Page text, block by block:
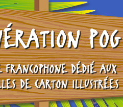
POG
FRANCOPHONE DÉDIÉ AUX
DE CARTON ILLUSTRÉES